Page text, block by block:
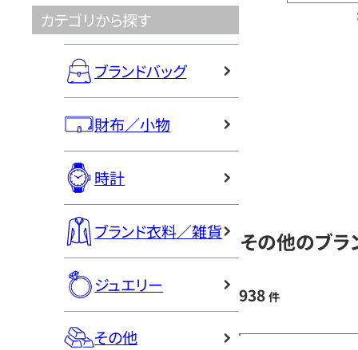
カテゴリから探す
ブランドバッグ
財布／小物
時計
ブランド衣料／雑貨
ジュエリー
その他
その他のブラ
938 件